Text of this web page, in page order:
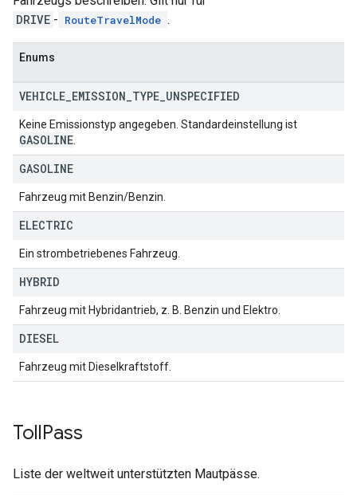
DRIVE - RouteTravelMode .
Enums
VEHICLE EMISSION TYPE UNSPECIFIED
Keine Emissionstyp angegeben. Standardeinstellung ist
GASOLINE
GASOLINE
Fahrzeug mit Benzin/Benzin.
ELECTRIC
Ein strombetriebenes Fahrzeug.
HYBRID
Fahrzeug mit Hybridantrieb, z. B. Benzin und Elektro.
DIESEL
Fahrzeug mit Dieselkraftstoff.
TollPass
Liste der weltweit unterstützten Mautpässe.